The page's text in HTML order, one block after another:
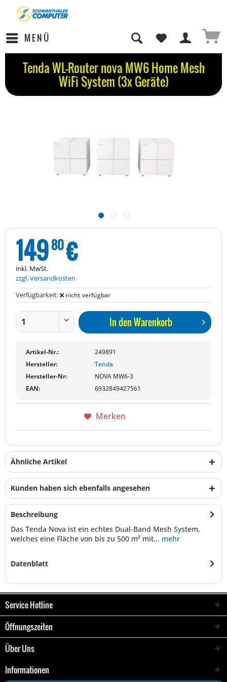
MENÜ
Tenda WL-Router nova MW6 Home Mesh
WiFi System (3x Geräte)
14980€
inkl. MwSt.
zzgl. Versandkosten
Verfügbarkeit:
nicht verfügbar
In denWarenkorb
Artikel-Nr.:
249891
Hersteller:
Tenda
Hersteller-Nr:
NOVA MW6-3
EAN:
6932849427561
Merken
Ähnliche Artikel
Kunden haben sich ebenfalls angesehen
Beschreibung
Das Tenda Nova ist ein echtes Dual-Band Mesh System,
welches eine Fläche von bis zu 500 m² mit... mehr
Datenblatt
Service Hotline
Öffnungszeiten
Über Uns
Informationen